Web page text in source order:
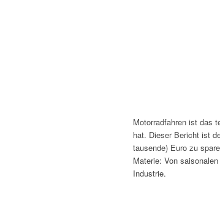
Motorradfahren ist das
hat. Dieser Bericht ist
tausende) Euro zu
Materie: Von
Industrie.